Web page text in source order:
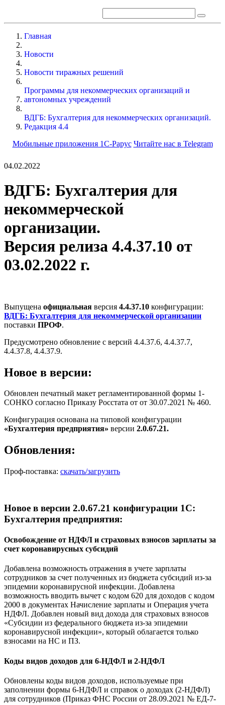
Главная
Новости
Новости тиражных решений
Программы для некоммерческих организаций и
автономных учреждений
ВДГБ: Бухгалтерия для некоммерческих организаций.
Редакция 4.4
Мобильные приложения 1С-Рарус Читайте нас в Telegram
04.02.2022
ВДГБ: Бухгалтерия для
некоммерческой
организации.
Версия релиза 4.4.37.10 от
03.02.2022 г.
Выпущена официальная версия 4.4.37.10 конфигурации:
ВДГБ: Бухгалтерия для некоммерческой организации
поставки ПРОФ.
Предусмотрено обновление с версий 4.4.37.6, 4.4.37.7,
4.4.37.8, 4.4.37.9.
Новое в версии:
Обновлен печатный макет регламентированной формы 1-
СОНКО согласно Приказу Росстата от от 30.07.2021 № 460.
Конфигурация основана на типовой конфигурации
«Бухгалтерия предприятия» версии 2.0.67.21.
Обновления:
Проф-поставка: скачать/загрузить
Новое в версии 2.0.67.21 конфигурации 1С:
Бухгалтерия предприятия:
Освобождение от НДФЛ и страховых взносов зарплаты за
счет коронавирусных субсидий
Добавлена возможность отражения в учете зарплаты
сотрудников за счет полученных из бюджета субсидий из-за
эпидемии коронавирусной инфекции. Добавлена
возможность вводить вычет с кодом 620 для доходов с кодом
2000 в документах Начисление зарплаты и Операция учета
НДФЛ. Добавлен новый вид дохода для страховых взносов
«Субсидии из федерального бюджета из-за эпидемии
коронавирусной инфекции», который облагается только
взносами на НС и ПЗ.
Коды видов доходов для 6-НДФЛ и 2-НДФЛ
Обновлены коды видов доходов, используемые при
заполнении формы 6-НДФЛ и справок о доходах (2-НДФЛ)
для сотрудников (Приказ ФНС России от 28.09.2021 № ЕД-7-